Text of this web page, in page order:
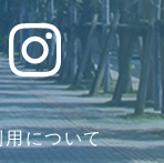
用について